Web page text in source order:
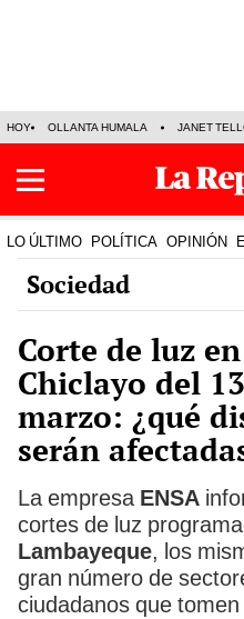
HOY OLLANTA HUMALA JANET
LO ÚLTIMO POLÍTICA OPINIÓN
Sociedad
Corte de luz
Chiclayo del
marzo: ¿qué
serán
La empresa ENSA
cortes de luz
Lambayeque, los
gran número de
ciudadanos que